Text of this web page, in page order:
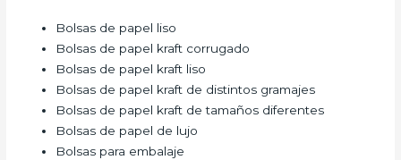
Bolsas de papel liso
Bolsas de papel kraft corrugado
Bolsas de papel kraft liso
Bolsas de papel kraft de distintos gramajes
Bolsas de papel kraft de tamaños diferentes
Bolsas de papel de lujo
Bolsas para embalaje